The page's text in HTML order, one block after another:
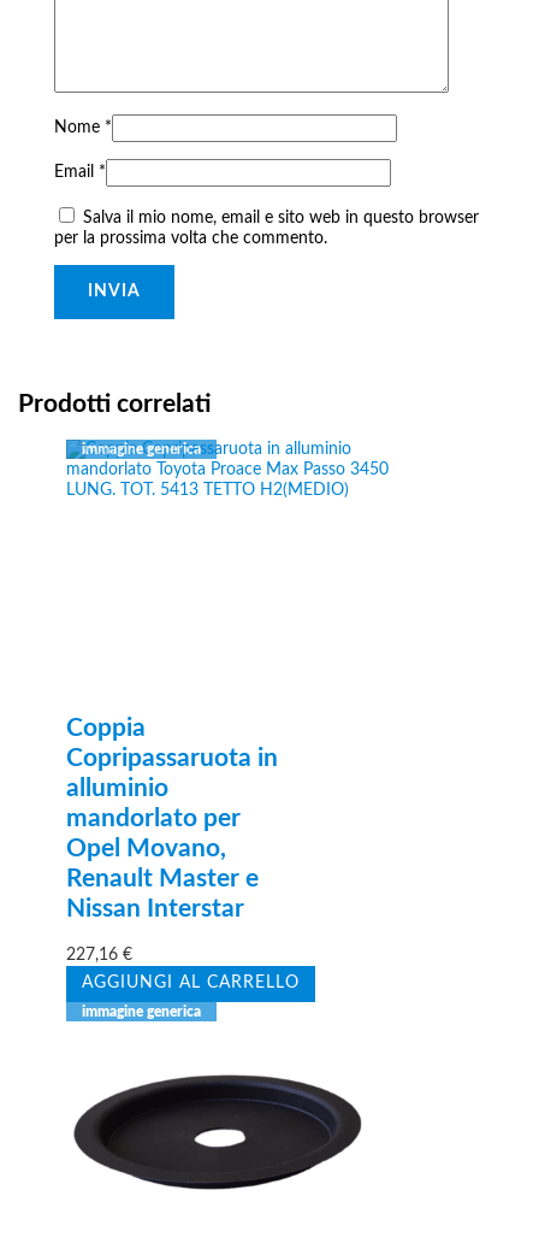
Nome *
Email *
Salva il mio nome, email e sito web in questo browser
per la prossima volta che commento.
Prodotti correlati
Coppia
Copripassaruota in
alluminio
mandorlato per
Opel Movano,
Renault Master e
Nissan Interstar
227,16€
AGGIUNGI AL CARRELLO